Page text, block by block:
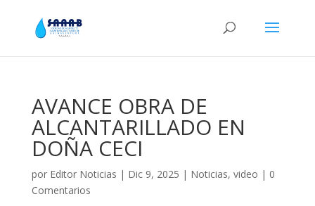
AVANCE OBRA DE
ALCANTARILLADO EN
DOÑA CECI
por Editor Noticias | Dic 9, 2025 | Noticias, video | 0
Comentarios